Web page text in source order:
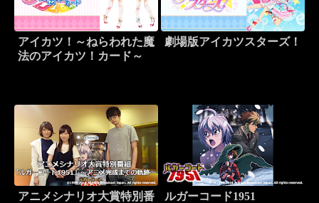
アイカツ！～ねらわれた魔
法のアイカツ！カード～
劇場版アイカツスターズ！
アニメシナリオ大賞特別番
ルガーコード1951